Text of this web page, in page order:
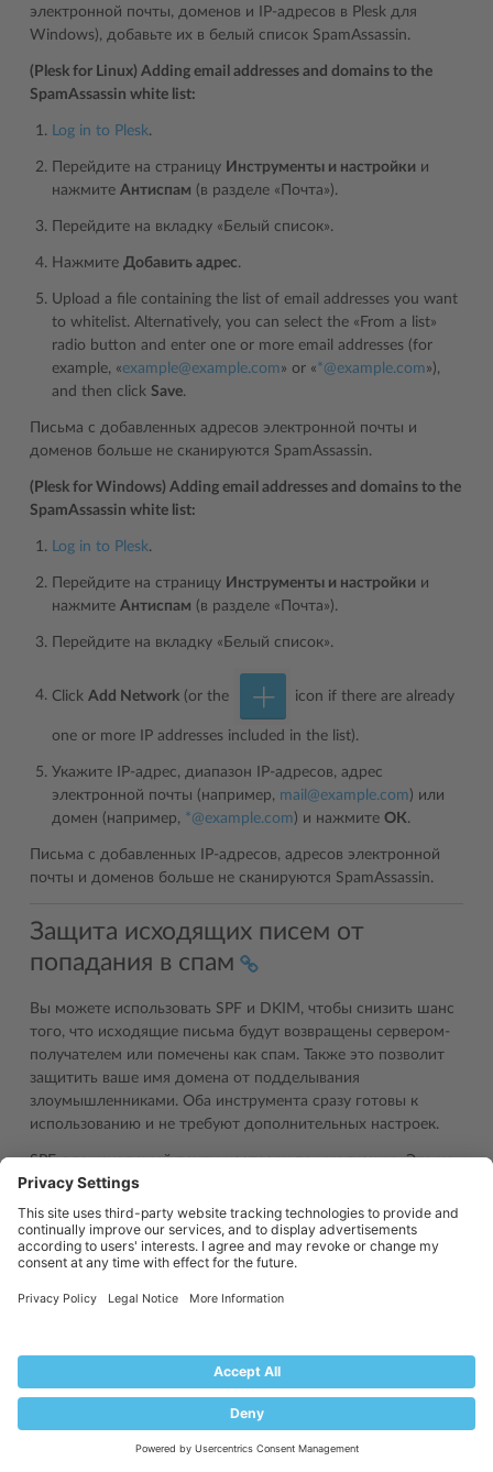
электронной почты, доменов и IP-адресов в Plesk для
Windows), добавьте их в белый список SpamAssassin.
(Plesk for Linux) Adding email addresses and domains to the
SpamAssassin white list:
Log in to Plesk.
Перейдите на страницу Инструменты и настройки и
нажмите Антиспам (в разделе «Почта»).
Перейдите на вкладку «Белый список».
Нажмите Добавить адрес.
Upload a file containing the list of email addresses you want
to whitelist. Alternatively, you can select the «From a list»
radio button and enter one or more email addresses (for
example, «example@example.com» or «*@example.com»),
and then click Save.
Письма с добавленных адресов электронной почты и
доменов больше не сканируются SpamAssassin.
(Plesk for Windows) Adding email addresses and domains to the
SpamAssassin white list:
Log in to Plesk.
Перейдите на страницу Инструменты и настройки и
нажмите Антиспам (в разделе «Почта»).
Перейдите на вкладку «Белый список».
Click Add Network (or the icon if there are already
one or more IP addresses included in the list).
Укажите IP-адрес, диапазон IP-адресов, адрес
электронной почты (например, mail @example.com) или
домен (например, *@example.com) и нажмите ОК.
Письма с добавленных IP-адресов, адресов электронной
почты и доменов больше не сканируются SpamAssassin.
Защита исходящих писем от
попадания в спам
Вы можете использовать SPF и DKIM, чтобы снизить шанс
того, что исходящие письма будут возвращены сервером-
получателем или помечены как спам. Также это позволит
защитить ваше имя домена от подделывания
злоумышленниками. Оба инструмента сразу готовы к
использованию и не требуют дополнительных настроек.
SPF для исходящей почты настроен по умолчанию. Это не
дает спамерам подделать любое из имен доменов на
сервере Plesk и снижает шанс того, что почтовый сервер-
получатель отметит исходящие письма как спам (при
условии, что сервер-получатель проводит проверки SPF).
запись SPF содержит следующее значение:
Серверу получателя дается команда возвращать письма,